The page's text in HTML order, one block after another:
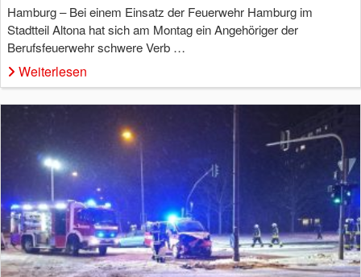
Hamburg – Bei einem Einsatz der Feuerwehr Hamburg im
Stadtteil Altona hat sich am Montag ein Angehöriger der
Berufsfeuerwehr schwere Verb …
Weiterlesen